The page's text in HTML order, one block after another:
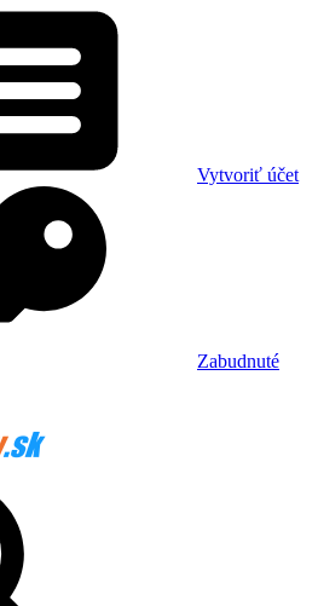
Vytvoriť účet
Zabudnuté